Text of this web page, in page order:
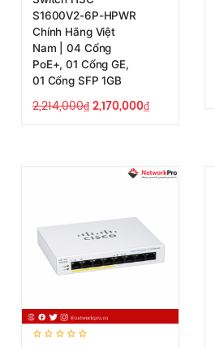
S1600V2-6P-HPWR
Chính Hãng Việt
Nam | 04 Cổng
PoE+, 01 Cổng GE,
01 Cổng SFP 1GB
2,214,000₫2,170,000₫